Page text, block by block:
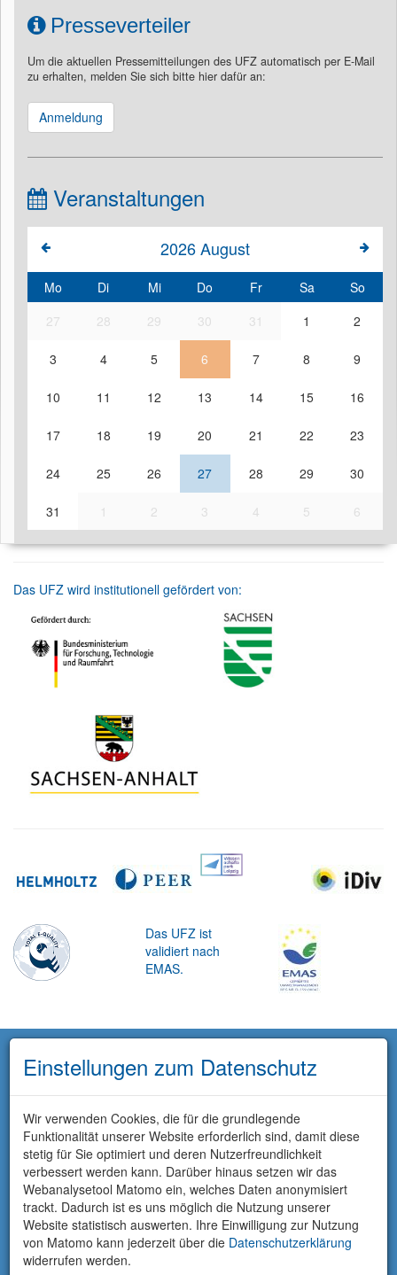
Presseverteiler
Um die aktuellen Pressemitteilungen des UFZ automatisch per E-Mail
zu erhalten, melden Sie sich bitte hier dafür an:
Anmeldung
Veranstaltungen
2026August
Mo Di Mi Do Fr Sa
So
27
28 29 30 31 1 2
3 4 5 6 7 8 9
10 11 12 13 14 15 16
17 18 19 20 21 22 23
24 25 26 27 28 29 30
31 1 2 3 4 5 6
Das UFZ wird institutionell gefördert von:
Das UFZ ist
validiert nach
EMAS.
Einstellungen zum Datenschutz
Wir verwenden Cookies, die für die grundlegende
Funktionalität unserer Website erforderlich sind, damit diese
stetig für Sie optimiert und deren Nutzerfreundlichkeit
verbessert werden kann. Darüber hinaus setzen wir das
Webanalysetool Matomo ein, welches Daten anonymisiert
trackt. Dadurch ist es uns möglich die Nutzung unserer
Website statistisch auswerten. Ihre Einwilligung zur Nutzung
von Matomo kann jederzeit über die Datenschutzerklärung
widerrufen werden.